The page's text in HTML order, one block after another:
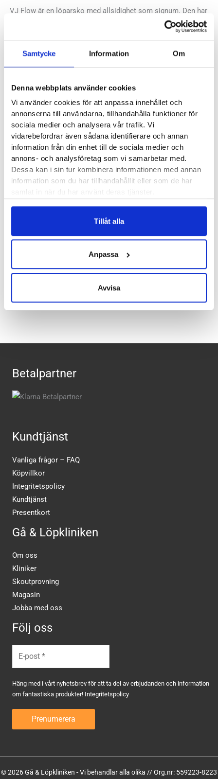
Samtycke Information Om
Denna webbplats använder cookies
Vi använder cookies för att anpassa innehållet och
annonserna till användarna, tillhandahålla funktioner för
sociala medier och analysera vår trafik. Vi
vidarebefordrar även sådana identifierare och annan
information från din enhet till de sociala medier och
annons- och analysföretag som vi samarbetar med.
Dessa kan i sin tur kombinera informationen med annan
information som du har tillhandahållit eller som de har
samlat in när du har använt deras tjänster.
Tillåt alla
Anpassa
Avvisa
VJ Flow är en löparsko med allsidighet som signum. Den har
en yttersula med aningen grövre mönster som ger bra grepp
pass fint stötdämpad att löpning på asfalt eller grusvägar är
den är små i storlekarna, vi rekommenderar att välja ett helt
nummer större än du normalt har på dina skor.
Läst:Normal, bred
Fotvalv:Normala, höga
Vikt: 215 g
Höjd:Häl 35 mm – Framfot 25 mm
VJ´s artikelnummer:FLOW20-U-UK
Stockholm Storgatan,Stockholm Sickla,Umeå,Uppsala,
Betalpartner
Kundtjänst
Vanliga frågor – FAQ
Köpvillkor
Integritetspolicy
Kundtjänst
Presentkort
Gå & Löpkliniken
Om oss
Kliniker
Skoutprovning
Magasin
Jobba med oss
Följ oss
Häng med i vårt nyhetsbrev för att ta del av erbjudanden och information
om fantastiska produkter! Integritetspolicy
© 2026 Gå & Löpkliniken - Vi behandlar alla olika // Org.nr: 559223-8223